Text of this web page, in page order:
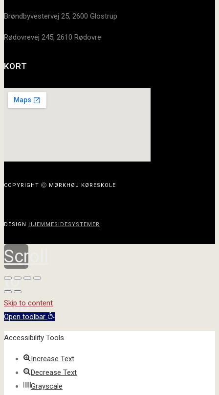
Brøndbyvestervej 25, 2600 Glostrup
Rødovrevej 245, 2610 Rødovre
KORT
COPYRIGHT Ⓒ MØRKHØJ KØRESKOLE
DESIGN HJEMMESIDESYSTEMER
Scroll
to
top
Skip to content
Open toolbar
Accessibility Tools
Increase Text
Decrease Text
Grayscale